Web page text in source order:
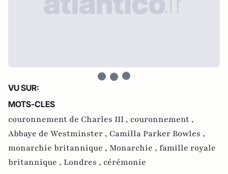
VU SUR:
MOTS-CLES
couronnement de Charles III , couronnement ,
Abbaye de Westminster , Camilla Parker Bowles ,
monarchie britannique , Monarchie , famille royale
britannique , Londres , cérémonie